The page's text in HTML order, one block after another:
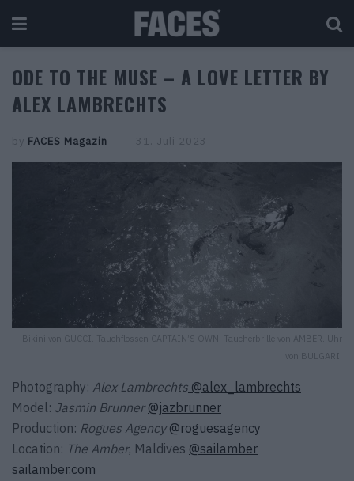
ODE TO THE MUSE – A LOVE LETTER BY
ALEX LAMBRECHTS
by FACES Magazin 31. Juli 2023
Bikini von GUCCI. Tauchflossen CAPTAIN’S OWN. Taucherbrille von AMBER. Uhr
von BULGARI.
Photography: Alex Lambrechts @alex_lambrechts
Model: Jasmin Brunner @jazbrunner
Production: Rogues Agency @roguesagency
Location: The Amber, Maldives @sailamber
sailamber.com